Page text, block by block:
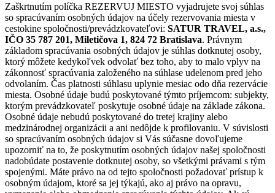
Zaškrtnutím políčka REZERVUJ MIESTO vyjadrujete svoj súhlas
so spracúvaním osobných údajov na účely rezervovania miesta v
cestokine spoločnosti/prevádzkovateľovi: SATUR TRAVEL, a.s.,
IČO 35 787 201, Miletičova 1, 824 72 Bratislava. Právnym
základom spracúvania osobných údajov je súhlas dotknutej osoby,
ktorý môžete kedykoľvek odvolať bez toho, aby to malo vplyv na
zákonnosť spracúvania založeného na súhlase udelenom pred jeho
odvolaním. Čas platnosti súhlasu uplynie mesiac odo dňa rezervácie
miesta. Osobné údaje budú poskytované týmto príjemcom: subjekty,
ktorým prevádzkovateľ poskytuje osobné údaje na základe zákona.
Osobné údaje nebudú poskytované do tretej krajiny alebo
medzinárodnej organizácii a ani nedôjde k profilovaniu. V súvislosti
so spracúvaním osobných údajov si Vás súčasne dovoľujeme
upozorniť na to, že poskytnutím osobných údajov našej spoločnosti
nadobúdate postavenie dotknutej osoby, so všetkými právami s tým
spojenými. Máte právo na od tejto spoločnosti požadovať prístup k
osobným údajom, ktoré sa jej týkajú, ako aj právo na opravu,